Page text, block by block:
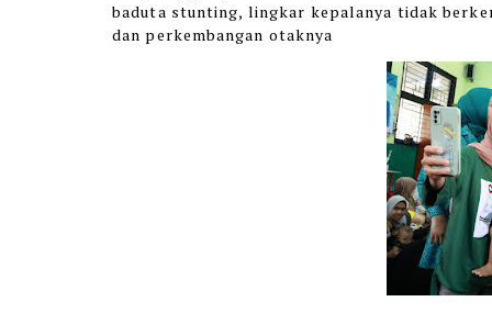
baduta stunting, lingkar kepalanya tidak
dan perkembangan otaknya